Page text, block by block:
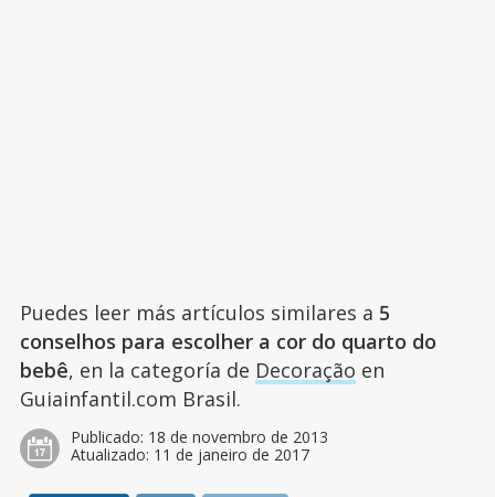
Puedes leer más artículos similares a 5
conselhos para escolher a cor do quarto do
bebê, en la categoría de Decoração en
Guiainfantil.com Brasil.
Publicado: 18 de novembro de 2013
Atualizado: 11 de janeiro de 2017